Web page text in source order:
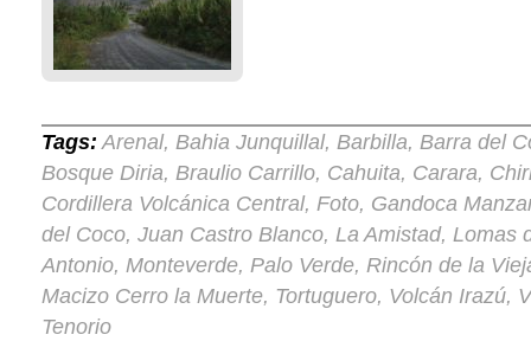
Tags: Arenal, Bahia Junquillal, Barbilla, Barra del
Bosque Diria, Braulio Carrillo, Cahuita, Carara,
Cordillera Volcánica Central, Foto, Gandoca
del Coco, Juan Castro Blanco, La Amistad, Lomas
Antonio, Monteverde, Palo Verde, Rincón de la
Macizo Cerro la Muerte, Tortuguero, Volcán Irazú,
Tenorio